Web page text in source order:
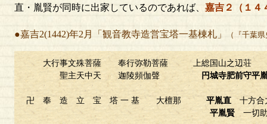
直・胤賢が同時に出家しているのであれば、 嘉吉２（１４
●嘉吉2(1442)年2月「観音教寺造営宝塔一基棟札」 （『千葉
大行事文殊菩薩 奉行弥勒菩薩 上総国山之辺荘
聖主天中天 迦陵頻伽聲
円城寺肥前守平
卍 奉 造 立 宝 塔 一 基 大檀那 平胤直 十方合
平胤賢 一切